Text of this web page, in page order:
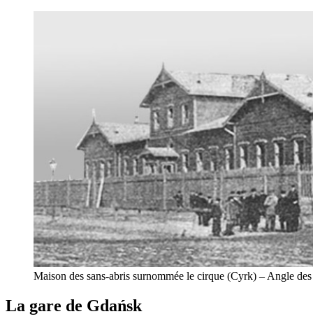
Maison des sans-abris surnommée le cirque (Cyrk) – Angle
La gare de Gdańsk